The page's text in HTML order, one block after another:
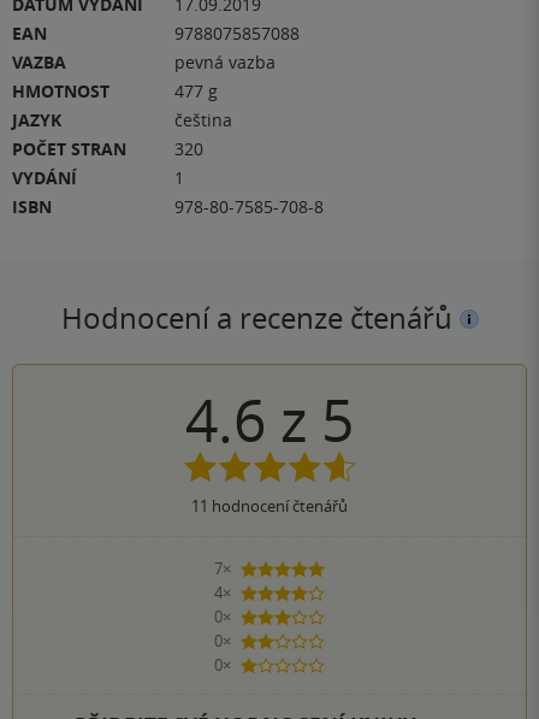
EAN
9788075857088
VAZBA
pevná vazba
HMOTNOST
477 g
JAZYK
čeština
POČET STRAN
320
VYDÁNÍ
1
ISBN
978-80-7585-708-8
Hodnocení a recenze čtenářů
4.6 z 5
11 hodnocení čtenářů
7×
5 hvězdiček
4×
4 hvězdičky
0×
3 hvězdičky
0×
2 hvězdičky
0×
1 hvezdička